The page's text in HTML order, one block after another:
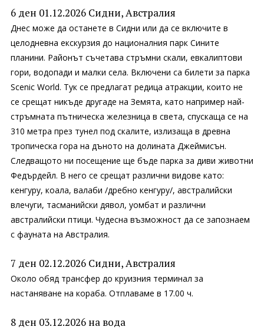
6 ден 01.12.2026 Сидни, Австралия
Днес може да останете в Сидни или да се включите в
целодневна екскурзия до националния парк Сините
планини. Районът съчетава стръмни скали, евкалиптови
гори, водопади и малки села. Включени са билети за парка
Scenic World. Тук се предлагат редица атракции, които не
се срещат никъде другаде на Земята, като например най-
стръмната пътническа железница в света, спускаща се на
310 метра през тунел под скалите, излизаща в древна
тропическа гора на дъното на долината Джеймисън.
Следващото ни посещение ще бъде парка за диви животни
Федърдейл. В него се срещат различни видове като:
кенгуру, коала, валаби /дребно кенгуру/, австралийски
влечуги, тасманийски дявол, уомбат и различни
австралийски птици. Чудесна възможност да се запознаем
с фауната на Австралия.
7 ден 02.12.2026 Сидни, Австралия
Около обяд трансфер до круизния терминал за
настаняване на кораба. Отплаваме в 17.00 ч.
8 ден 03.12.2026 на вода